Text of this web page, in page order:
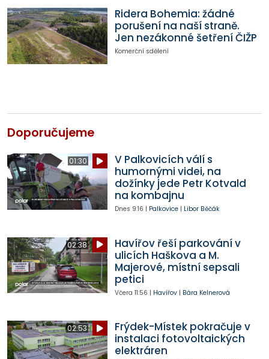
Ridera Bohemia: žádné
porušení na naší straně.
Jen nezákonné šetření ČIŽP
Komerční sdělení
Doporučujeme
01:30
V Palkovicích válí s
humornými videi, na
dožínky jede Petr Kotvald
na kombajnu
Dnes 9:16 | Palkovice| Libor Běčák
02:38
Havířov řeší parkování v
ulicích Haškova a M.
Majerové, místní sepsali
petici
Včera 11:56 | Havířov| Bára Kelnerová
02:53
Frýdek-Místek pokračuje v
instalaci fotovoltaických
elektráren